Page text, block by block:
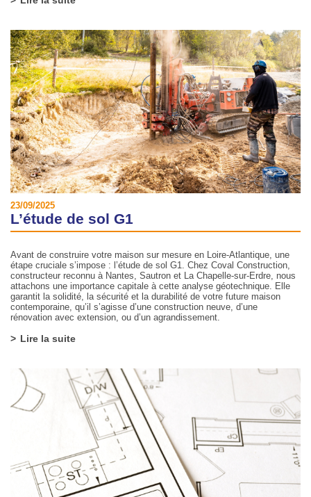
23/09/2025
L’étude de sol G1
Avant de construire votre maison sur mesure en Loire-Atlantique, une
étape cruciale s’impose : l’étude de sol G1. Chez Coval Construction,
constructeur reconnu à Nantes, Sautron et La Chapelle-sur-Erdre, nous
attachons une importance capitale à cette analyse géotechnique. Elle
garantit la solidité, la sécurité et la durabilité de votre future maison
contemporaine, qu’il s’agisse d’une construction neuve, d’une
rénovation avec extension, ou d’un agrandissement.
Lire la suite